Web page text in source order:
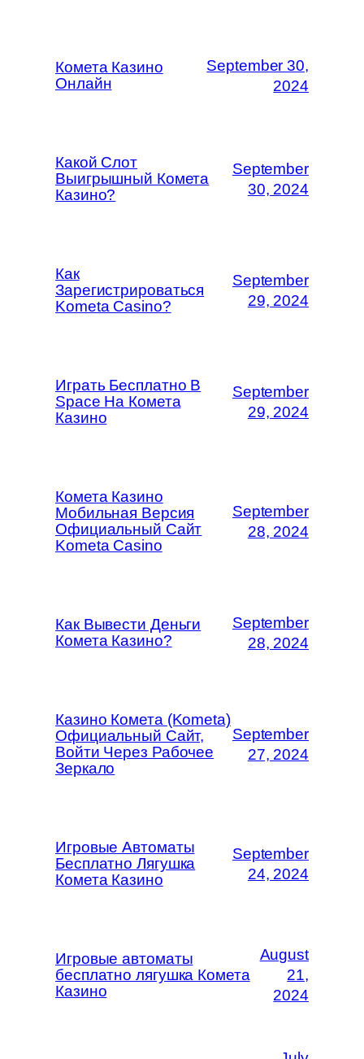
Комета Казино
Онлайн
September 30,
2024
Какой Слот
Выигрышный Комета
Казино?
September
30, 2024
Как
Зарегистрироваться
Kometa Casino?
September
29, 2024
Играть Бесплатно В
Space На Комета
Казино
September
29, 2024
Комета Казино
Мобильная Версия
Официальный Сайт
Kometa Casino
September
28, 2024
Как Вывести Деньги
Комета Казино?
September
28, 2024
Казино Комета (Kometa)
Официальный Сайт,
Войти Через Рабочее
Зеркало
September
27, 2024
Игровые Автоматы
Бесплатно Лягушка
Комета Казино
September
24, 2024
Игровые автоматы
бесплатно лягушка Комета
Казино
August
21,
2024